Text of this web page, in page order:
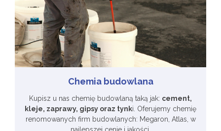
Chemia budowlana
Kupisz u nas chemię budowlaną taką jak: cement,
kleje, zaprawy, gipsy oraz tynki. Oferujemy chemię
renomowanych firm budowlanych: Megaron, Atlas, w